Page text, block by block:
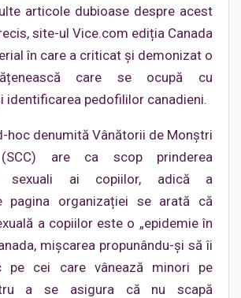
articole dubioase despre acest
site-ul Vice.com ediția Canada
în care a criticat și demonizat o
care se ocupă cu
identificarea pedofililor canadieni.
hoc denumită Vânătorii de Monștri
are ca scop prinderea
sexuali ai copiilor, adică a
pagina organizației se arată că
a copiilor este o „epidemie în
mișcarea propunându-și să îi
pe cei care vânează minori pe
a se asigura că nu scapă